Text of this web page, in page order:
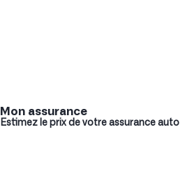
Mon assurance
Estimez le prix de votre assurance auto